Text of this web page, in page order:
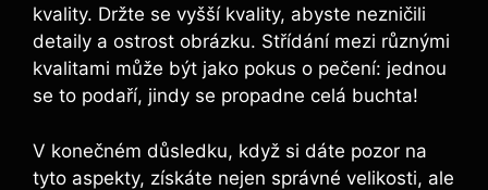
kvality. Držte se vyšší kvality, abyste nezničili
detaily a ostrost obrázku. Střídání mezi různými
kvalitami může být jako pokus o pečení: jednou
se to podaří, jindy se propadne celá buchta!
V konečném důsledku, když si dáte pozor na
tyto aspekty, získáte nejen správné velikosti, ale